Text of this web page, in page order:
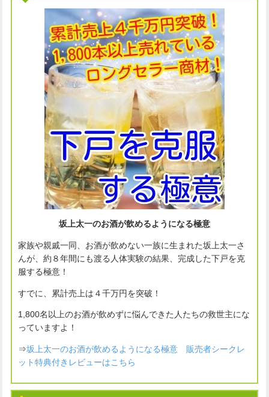
坂上太一のお酒が飲めるようになる極意
家族や親戚一同、お酒が飲めない一族に生まれた坂上太一さ
んが、約８年間にも渡る人体実験の結果、完成した下戸を克
服する極意！
すでに、累計売上は４千万円を突破！
1,800名以上のお酒が飲めずに悩んできた人たちの救世主にな
っていますよ！
⇒坂上太一のお酒が飲めるようになる極意 販売者シークレ
ット特典付きレビューはこちら